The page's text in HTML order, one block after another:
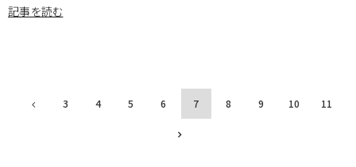
記事を読む
3 4 5 6 7 8 9 10 11